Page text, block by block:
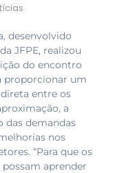
desenvolvido
JFPE, realizou
do encontro
proporcionar um
entre os
a
das demandas
nos
“Para que os
aprender